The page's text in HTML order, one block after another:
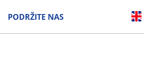
PODRŽITE NAS